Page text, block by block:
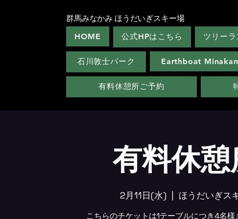
群馬みなかみ ほうだいぎスキー場
HOME 公式HPはこちら ツリー
石川敦士パーク Earthboat
有料休憩所ご予約
有料休
2月11日(水) ほうだいぎス
こちらのチケットは1テーブルにつき4名様